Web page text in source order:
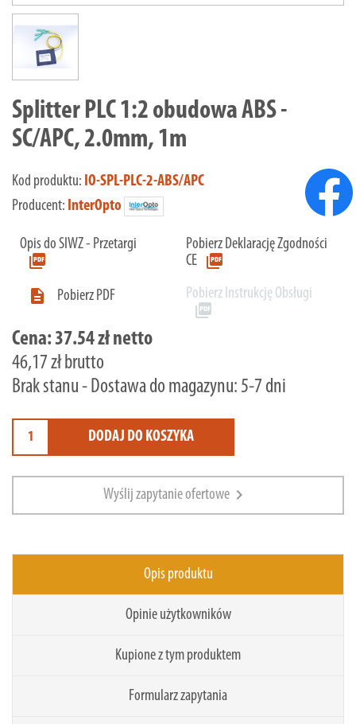
Splitter PLC 1:2 obudowa ABS -
SC/APC, 2.0mm, 1m
Kod produktu: IO-SPL-PLC-2-ABS/APC
Producent: InterOpto
Opis do SIWZ - Przetargi
picture_as_pdf
Pobierz Deklarację Zgodności
CE picture_as_pdf

Pobierz PDF Pobierz Instrukcję Obsługi
picture_as_pdf
Cena:37.54 zł netto
46,17 zł brutto
Brak stanu - Dostawa do magazynu: 5-7 dni
DODAJ DO KOSZYKA
Wyślij zapytanie ofertowe chevron_right
Opis produktu
Opinie użytkowników
Kupione z tym produktem
Formularz zapytania